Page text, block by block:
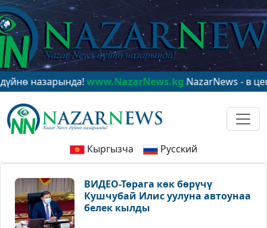
www.NazarNews.kgNazarNews - в центре
Кыргызча Русский
ВИДЕО-Төрага көк бөрүчү
Кушчубай Илис уулуна автоунаа
белек кылды